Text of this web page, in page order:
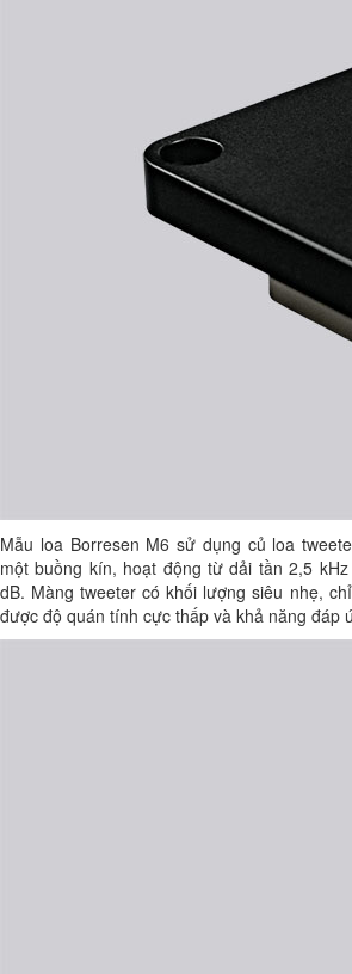
Mẫu loa Borresen M6 sử dụng củ loa
một buồng kín, hoạt động từ dải tần 2,5
dB. Màng tweeter có khối lượng siêu nhẹ,
được độ quán tính cực thấp và khả năng đáp